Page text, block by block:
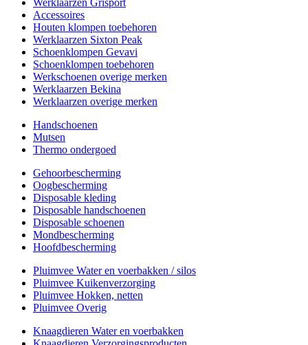
Werklaarzen Grisport
Accessoires
Houten klompen toebehoren
Werklaarzen Sixton Peak
Schoenklompen Gevavi
Schoenklompen toebehoren
Werkschoenen overige merken
Werklaarzen Bekina
Werklaarzen overige merken
Handschoenen
Mutsen
Thermo ondergoed
Gehoorbescherming
Oogbescherming
Disposable kleding
Disposable handschoenen
Disposable schoenen
Mondbescherming
Hoofdbescherming
Pluimvee Water en voerbakken / silos
Pluimvee Kuikenverzorging
Pluimvee Hokken, netten
Pluimvee Overig
Knaagdieren Water en voerbakken